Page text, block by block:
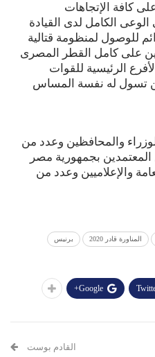
كافة الإتجاهات
الوعى الكامل لدى القيادة
للوصول لمنظومة قتالية
على كامل القطر المصرى
الرئيسية للقوات
تسول له نفسة المساس
والمحافظين وعدد من
المعتمدين بجمهورية مصر
والإعلاميين وعدد من
المناورة قادر 2020 برنيس
Google+
القادم بوست